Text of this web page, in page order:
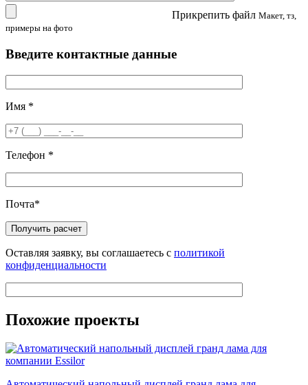
Прикрепить файл Макет, тз,
примеры на фото
Введите контактные данные
Имя *
Телефон *
Почта*
Оставляя заявку, вы соглашаетесь с политикой
конфиденциальности
Похожие проекты